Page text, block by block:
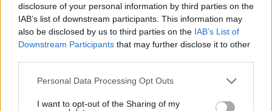
disclosure of your personal information by third parties on the
IAB’s list of downstream participants. This information may
also be disclosed by us to third parties on the IAB’s List of
Downstream Participants that may further disclose it to other
Please note that this website/app uses one or more Google
not limited to your visit or usage behaviour. You may click to
Personal Data Processing Opt Outs
I want to opt-out of the Sharing of my